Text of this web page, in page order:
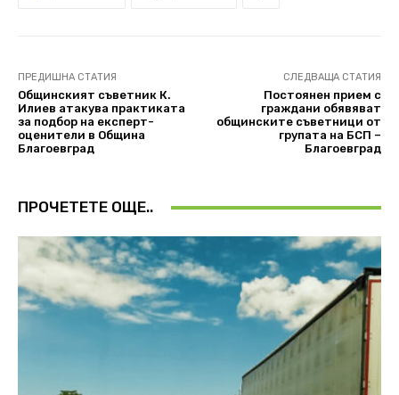
ПРЕДИШНА СТАТИЯ
Общинският съветник К.
Илиев атакува практиката
за подбор на експерт-
оценители в Община
Благоевград
СЛЕДВАЩА СТАТИЯ
Постоянен прием с
граждани обявяват
общинските съветници от
групата на БСП –
Благоевград
ПРОЧЕТЕТЕ ОЩЕ..